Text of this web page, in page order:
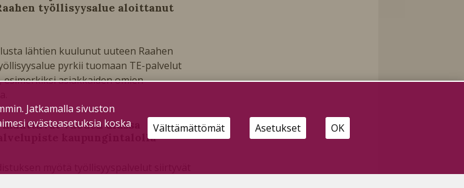
työllisyysalue aloittanut
lähtien kuulunut uuteen Raahen
pyrkii tuomaan TE-palvelut
esimerkiksi asiakkaiden omien
vuoden alussa
kaupungintalolla
Jatkamalla sivuston
evästeasetuksia koska
Välttämättömät Asetukset OK